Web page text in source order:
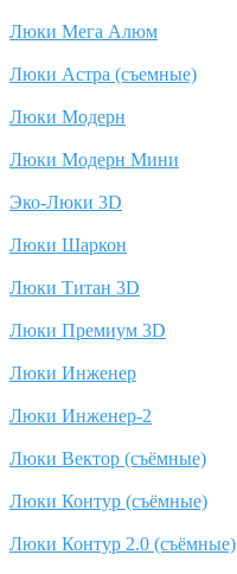
Люки Мега Алюм
Люки Астра (съемные)
Люки Модерн
Люки Модерн Мини
Эко-Люки 3D
Люки Шаркон
Люки Титан 3D
Люки Премиум 3D
Люки Инженер
Люки Инженер-2
Люки Вектор (съёмные)
Люки Контур (съёмные)
Люки Контур 2.0 (съёмные)